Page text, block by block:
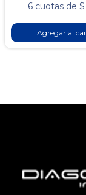
6 cuotas de $
Agregar al